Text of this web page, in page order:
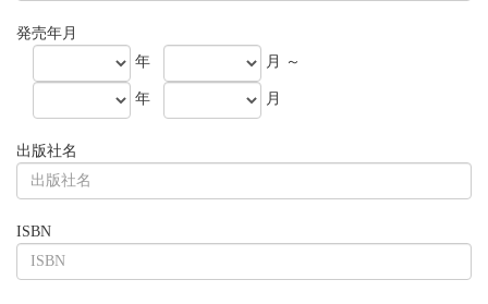
発売年月
年
月 ～
年 月
出版社名
ISBN